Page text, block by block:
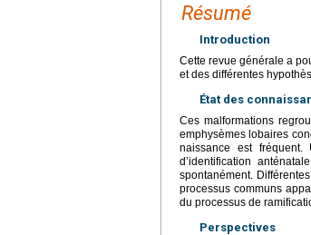
Résumé
Introduction
Cette revue générale a
et des différentes
État des
Ces malformations
emphysèmes lobaires
naissance est fréquent.
d’identification
spontanément.
processus communs
du processus de
Perspectives